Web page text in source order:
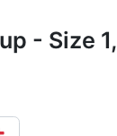
- Size